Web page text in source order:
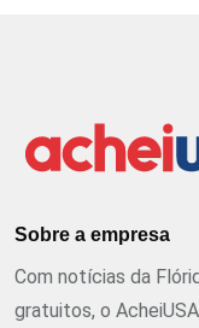
Sobre a empresa
Com notícias da
gratuitos, o